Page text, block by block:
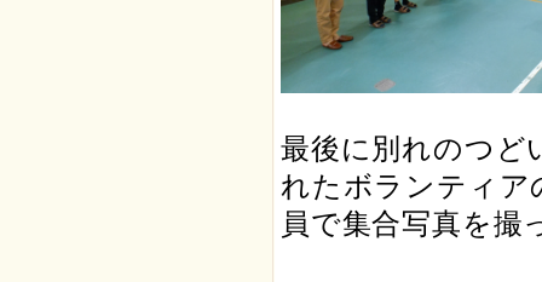
最後に別れのつど
れたボランティア
員で集合写真を撮